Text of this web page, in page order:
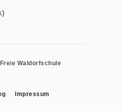
Waldorfschule
Impressum